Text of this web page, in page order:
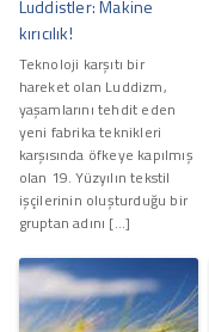
Luddistler: Makine
kırıcılık!
Teknoloji karşıtı bir
hareket olan Luddizm,
yaşamlarını tehdit eden
yeni fabrika teknikleri
karşısında öfkeye kapılmış
olan 19. Yüzyılın tekstil
işçilerinin oluşturduğu bir
gruptan adını […]